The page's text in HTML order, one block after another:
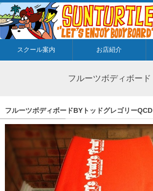
スクール案内 お店紹介
フルーツボディボード
フルーツボディボードBYトッドグレゴリーQCD